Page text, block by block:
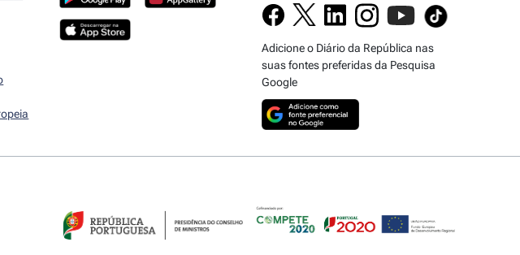
Adicione o Diário da República nas
suas fontes preferidas da Pesquisa
Google